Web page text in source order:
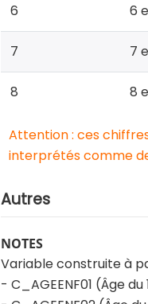
6 6
7 7
8 8
Attention : ces
interprétés comme
Autres
NOTES
Variable construite à
- C_AGEENF01 (Âge